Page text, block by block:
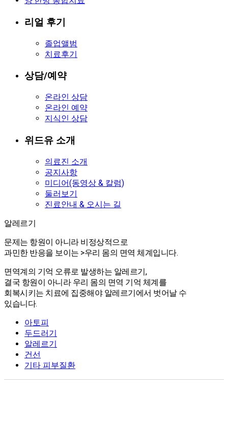
리얼 후기
졸업앨범
치료후기
상담/예약
온라인 상담
온라인 예약
지식인 상담
위드유 소개
의료진 소개
공지사항
미디어(동영상 & 칼럼)
둘러보기
진료안내 & 오시는 길
알레르기
알레르기
문제는 항원이 아니라 비정상적으로
과민한 반응을 보이는 >우리 몸의 면역 체계입니다.
면역계의 기억 오류로 발생하는 알레르기,
결국 항원이 아니라 우리 몸의 면역 기억 체계를
회복시키는 치료에 집중해야 알레르기에서 벗어날 수
있습니다.
아토피
두드러기
알레르기
건선
기타 피부질환